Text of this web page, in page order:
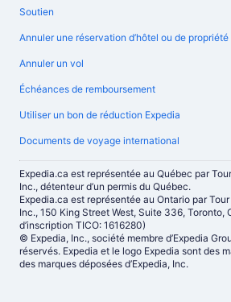
Soutien
Annuler une réservation d’hôtel ou de
Annuler un vol
Échéances de remboursement
Utiliser un bon de réduction Expedia
Documents de voyage international
Expedia.ca est représentée au Québec par
Inc., détenteur d’un permis du Québec.
Expedia.ca est représentée au Ontario par
Inc., 150 King Street West, Suite 336, Toronto,
d’inscription TICO: 1616280)
© Expedia, Inc., société membre d’Expedia
réservés. Expedia et le logo Expedia sont des
des marques déposées d’Expedia, Inc.